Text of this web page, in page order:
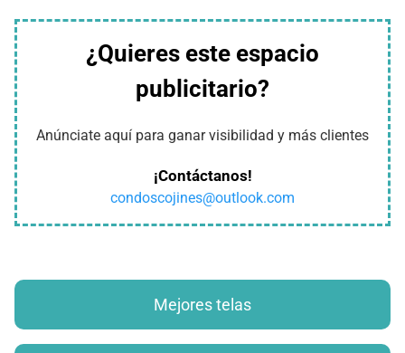
¿Quieres este espacio
publicitario?
Anúnciate aquí para ganar visibilidad y más clientes
¡Contáctanos!
condoscojines@outlook.com
Mejores telas